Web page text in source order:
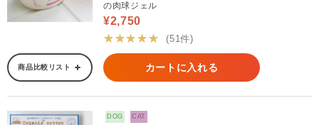
の肉球ジェル
¥2,750
★★★★★
(51件)
商品比較リスト カートに入れる
DOG CAT